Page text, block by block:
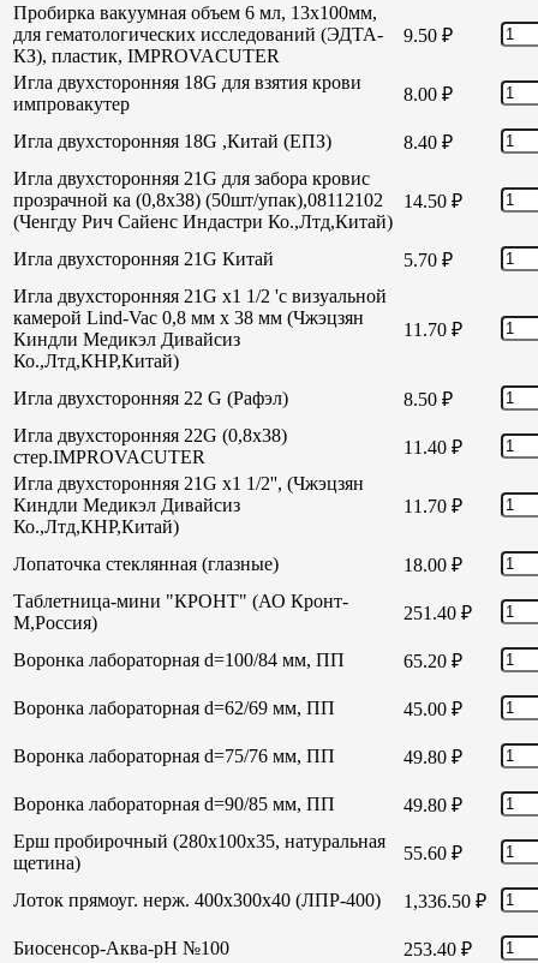
Пробирка вакуумная объем 6 мл, 13х100мм,
для гематологических исследований (ЭДТА-
КЗ), пластик, IMPROVACUTER
9.50 ₽
Игла двухсторонняя 18G для взятия крови
импровакутер
8.00 ₽
Игла двухсторонняя 18G ,Китай (ЕПЗ) 8.40 ₽
Игла двухсторонняя 21G для забора кровис
прозрачной ка (0,8х38) (50шт/упак),08112102
(Ченгду Рич Сайенс Индастри Ко.,Лтд,Китай)
14.50 ₽
Игла двухсторонняя 21G Китай 5.70 ₽
Игла двухсторонняя 21G х1 1/2 'с визуальной
камерой Lind-Vac 0,8 мм х 38 мм (Чжэцзян
Киндли Медикэл Дивайсиз
Ко.,Лтд,КНР,Китай)
11.70 ₽
Игла двухсторонняя 22 G (Рафэл) 8.50 ₽
Игла двухсторонняя 22G (0,8х38)
стер.IMPROVACUTER
11.40 ₽
Игла двухсторонняя 21G х1 1/2'', (Чжэцзян
Киндли Медикэл Дивайсиз
Ко.,Лтд,КНР,Китай)
11.70 ₽
Лопаточка стеклянная (глазные) 18.00 ₽
Таблетница-мини "КРОНТ" (АО Кронт-
М,Россия)
251.40 ₽
Воронка лабораторная d=100/84 мм, ПП 65.20 ₽
Воронка лабораторная d=62/69 мм, ПП 45.00 ₽
Воронка лабораторная d=75/76 мм, ПП 49.80 ₽
Воронка лабораторная d=90/85 мм, ПП 49.80 ₽
Ерш пробирочный (280х100х35, натуральная
щетина)
55.60 ₽
Лоток прямоуг. нерж. 400х300х40 (ЛПР-400) 1,336.50 ₽
Биосенсор-Аква-рН №100 253.40 ₽